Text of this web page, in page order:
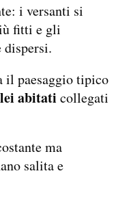
i versanti si
fitti e gli
il paesaggio tipico
abitati collegati
ma
salita e